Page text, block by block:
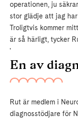
operationen, ju
stor glädje att jag
Troligtvis kommer
är så härligt, tycker
'
En av
Rut är medlem i
diagnosstödjare för